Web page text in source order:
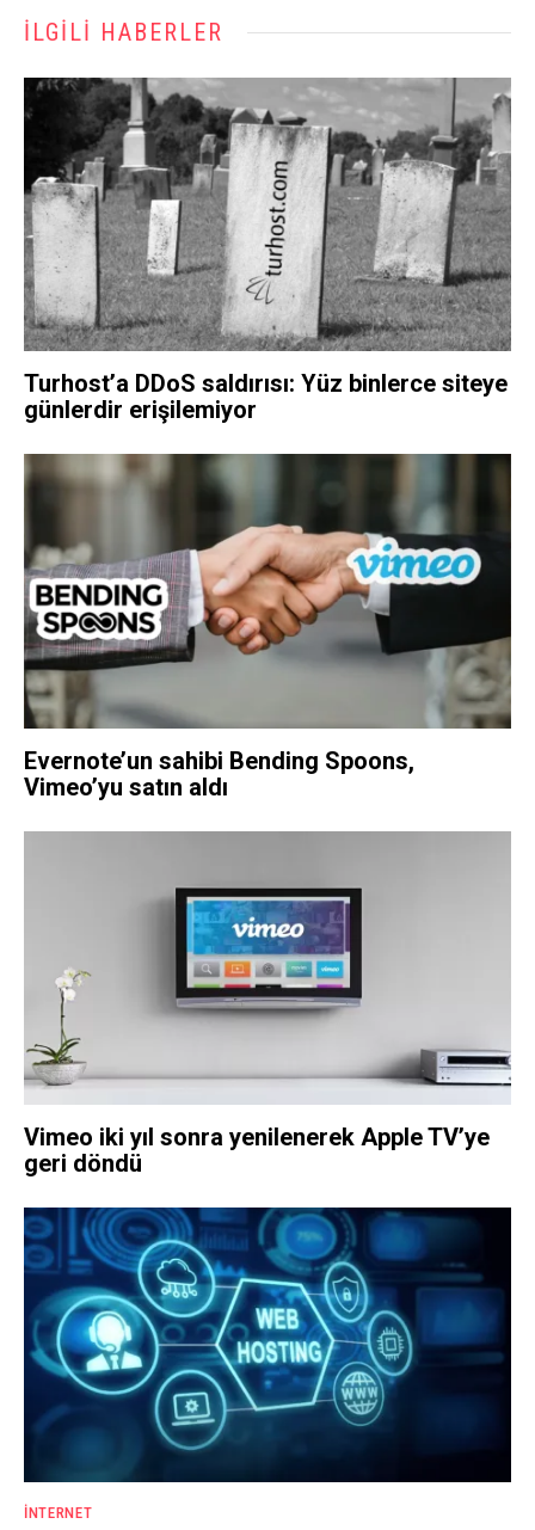
İLGILI HABERLER
Turhost’a DDoS saldırısı: Yüz binlerce siteye
günlerdir erişilemiyor
Evernote’un sahibi Bending Spoons,
Vimeo’yu satın aldı
Vimeo iki yıl sonra yenilenerek Apple TV’ye
geri döndü
İNTERNET